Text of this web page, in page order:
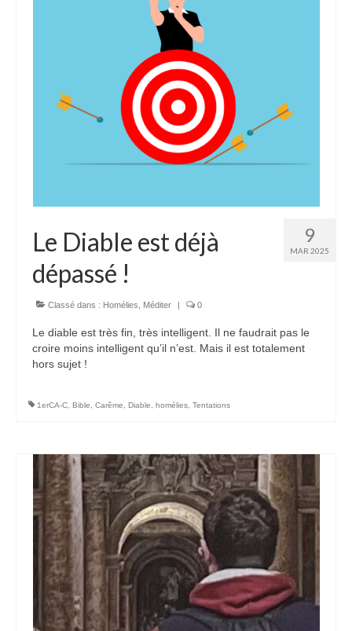
9
MAR 2025
Le Diable est déjà
dépassé !
Classé dans : Homélies Méditer | 0
Le diable est très fin, très intelligent. Il ne faudrait pas le
croire moins intelligent qu’il n’est. Mais il est totalement
hors sujet !
1erCA-C Bible Carême Diable homélies Tentations